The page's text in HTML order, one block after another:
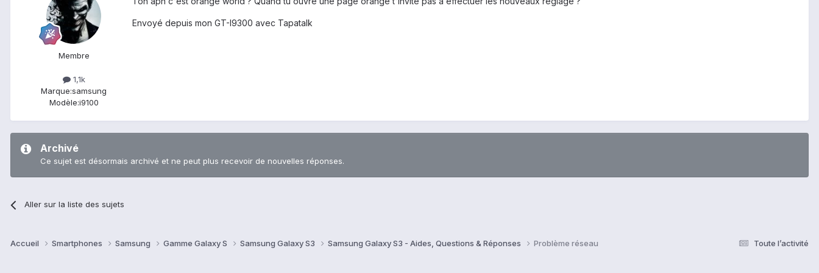
Membre
1,1k
Marque:samsung
Modèle:i9100
Envoyé depuis mon GT-I9300 avec Tapatalk
Archivé
Ce sujet est désormais archivé et ne peut plus recevoir de nouvelles réponses.
Aller sur la liste des sujets
Toute l’activité
Accueil Smartphones Samsung Gamme Galaxy S Samsung Galaxy S3 Samsung Galaxy S3 - Aides, Questions & Réponses Problème réseau